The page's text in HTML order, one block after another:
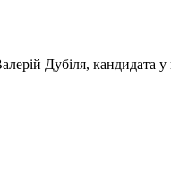
Дубіля, кандидата